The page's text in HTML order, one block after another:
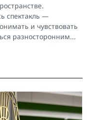
спектакль —
и чувствовать
разносторонним...